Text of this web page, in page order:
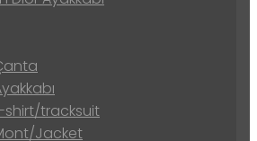
shirt/tracksuit
Jacket